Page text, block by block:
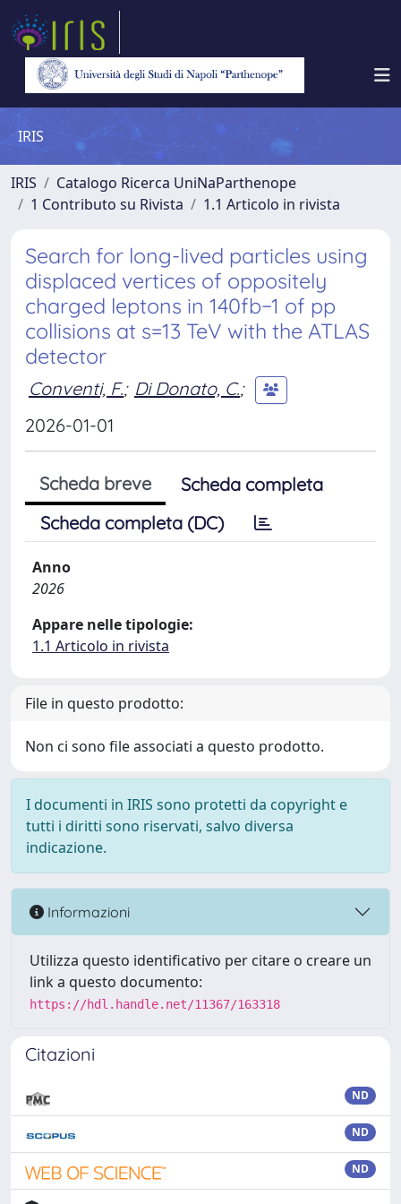
IRIS
IRIS
Catalogo Ricerca UniNaParthenope
1 Contributo su Rivista
1.1 Articolo in rivista
Search for long-lived particles using
displaced vertices of oppositely
charged leptons in 140fb−1 of pp
collisions at s=13 TeV with the ATLAS
detector
Conventi, F.; Di Donato, C.;
2026-01-01
Scheda breve
Scheda completa
Scheda completa (DC)
Anno
2026
Appare nelle tipologie:
1.1 Articolo in rivista
File in questo prodotto:
Non ci sono file associati a questo prodotto.
I documenti in IRIS sono protetti da copyright e
tutti i diritti sono riservati, salvo diversa
indicazione.
Informazioni
Utilizza questo identificativo per citare o creare un
link a questo documento:
https://hdl.handle.net/11367/163318
Citazioni
ND
ND
ND